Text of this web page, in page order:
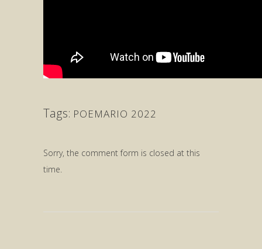
Tags: POEMARIO 2022
Sorry, the comment form is closed at this
time.